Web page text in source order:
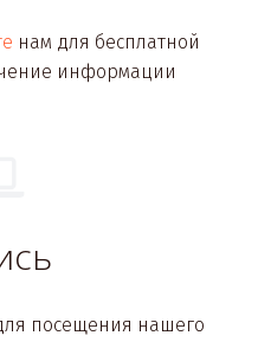
нам для бесплатной
информации
посещения нашего